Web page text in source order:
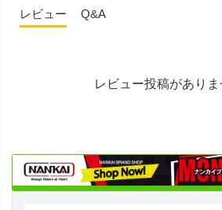
レビュー Q&A
レビュー投稿がありま